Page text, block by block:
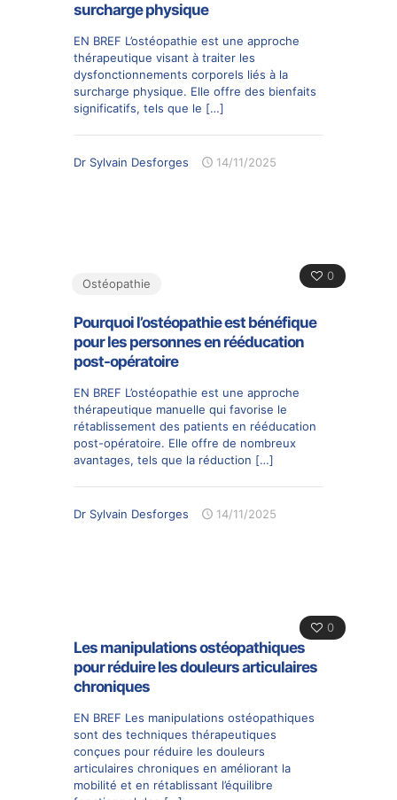
surcharge physique
EN BREF L’ostéopathie est une approche
thérapeutique visant à traiter les
dysfonctionnements corporels liés à la
surcharge physique. Elle offre des bienfaits
significatifs, tels que le […]
Dr Sylvain Desforges 14/11/2025
0
Ostéopathie
Pourquoi l’ostéopathie est bénéfique
pour les personnes en rééducation
post-opératoire
EN BREF L’ostéopathie est une approche
thérapeutique manuelle qui favorise le
rétablissement des patients en rééducation
post-opératoire. Elle offre de nombreux
avantages, tels que la réduction […]
Dr Sylvain Desforges 14/11/2025
0
Les manipulations ostéopathiques
pour réduire les douleurs articulaires
chroniques
EN BREF Les manipulations ostéopathiques
sont des techniques thérapeutiques
conçues pour réduire les douleurs
articulaires chroniques en améliorant la
mobilité et en rétablissant l’équilibre